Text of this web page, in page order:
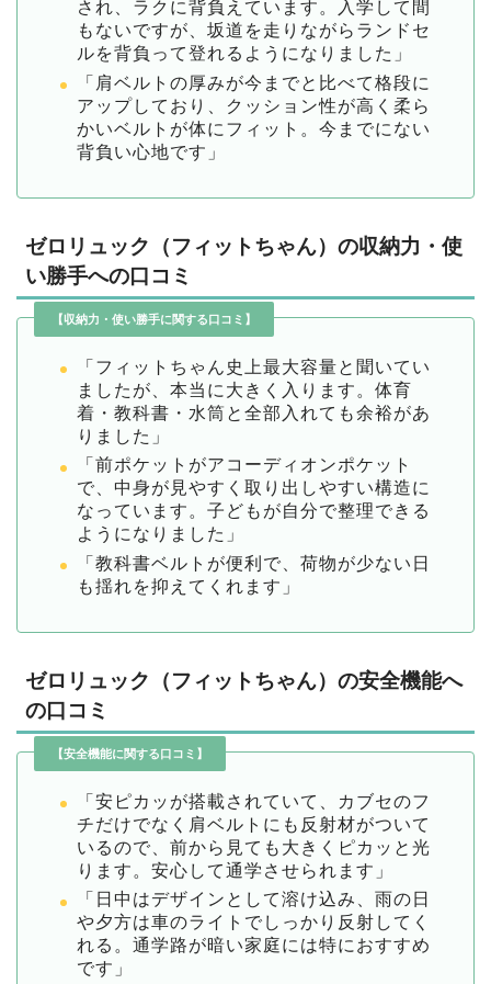
され、ラクに背負えています。入学して間
もないですが、坂道を走りながらランドセ
ルを背負って登れるようになりました」
「肩ベルトの厚みが今までと比べて格段に
アップしており、クッション性が高く柔ら
かいベルトが体にフィット。今までにない
背負い心地です」
ゼロリュック（フィットちゃん）の収納力・使
い勝手への口コミ
【収納力・使い勝手に関する口コミ】
「フィットちゃん史上最大容量と聞いてい
ましたが、本当に大きく入ります。体育
着・教科書・水筒と全部入れても余裕があ
りました」
「前ポケットがアコーディオンポケット
で、中身が見やすく取り出しやすい構造に
なっています。子どもが自分で整理できる
ようになりました」
「教科書ベルトが便利で、荷物が少ない日
も揺れを抑えてくれます」
ゼロリュック（フィットちゃん）の安全機能へ
の口コミ
【安全機能に関する口コミ】
「安ピカッが搭載されていて、カブセのフ
チだけでなく肩ベルトにも反射材がついて
いるので、前から見ても大きくピカッと光
ります。安心して通学させられます」
「日中はデザインとして溶け込み、雨の日
や夕方は車のライトでしっかり反射してく
れる。通学路が暗い家庭には特におすすめ
です」